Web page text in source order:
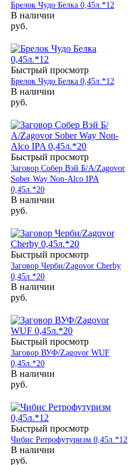
Брелок Чудо Белка 0,45л.*12
В наличии
руб.
Быстрый просмотр
Брелок Чудо Белка 0,45л.*12
В наличии
руб.
Быстрый просмотр
Заговор Собер Вэй Б/А/Zagovor
Sober Way Non-Alco IPA
0,45л.*20
В наличии
руб.
Быстрый просмотр
Заговор Черби/Zagovor Cherby
0,45л.*20
В наличии
руб.
Быстрый просмотр
Заговор ВУФ/Zagovor WUF
0,45л.*20
В наличии
руб.
Быстрый просмотр
Чибис Ретрофутуризм 0,45л.*12
В наличии
руб.